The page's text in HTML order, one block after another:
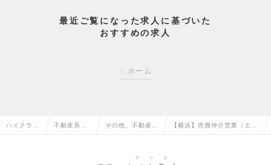
最近ご覧になった求人に基づいた
おすすめの求人
ホーム
ハイクラス 不動産系専 その他、不動産系 【横浜】売買仲介営業（エー